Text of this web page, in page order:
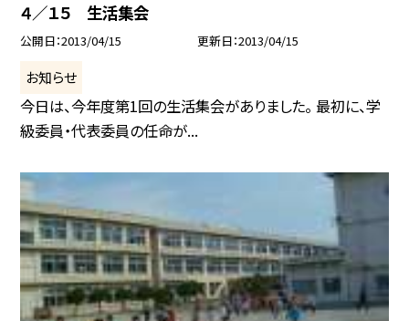
４／１５ 生活集会
公開日 2013/04/15 更新日 2013/04/15
お知らせ
今日は、今年度第1回の生活集会がありました。 最初に、学
級委員・代表委員の任命が...